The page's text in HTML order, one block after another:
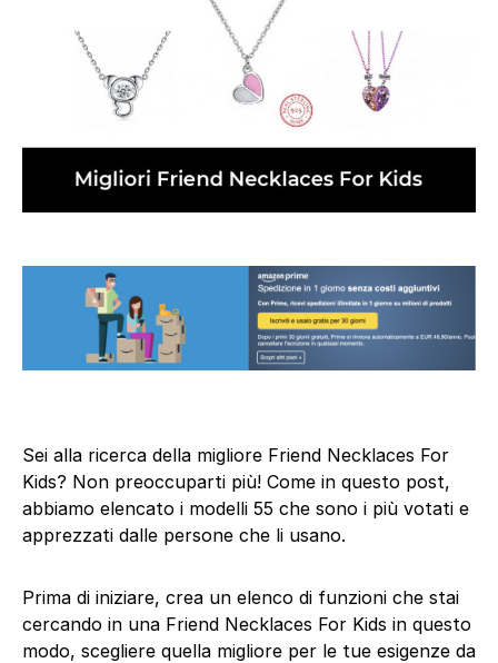
Sei alla ricerca della migliore Friend Necklaces For
Kids? Non preoccuparti più! Come in questo post,
abbiamo elencato i modelli 55 che sono i più votati e
apprezzati dalle persone che li usano.
Prima di iniziare, crea un elenco di funzioni che stai
cercando in una Friend Necklaces For Kids in questo
modo, scegliere quella migliore per le tue esigenze da